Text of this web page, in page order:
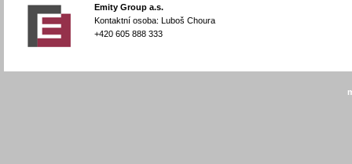
Emity Group a.s.
Kontaktní osoba: Luboš Choura
+420 605 888 333